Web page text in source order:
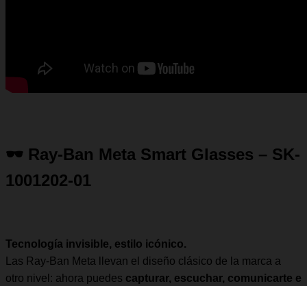
🕶️ Ray-Ban Meta Smart Glasses – SK-
1001202-01
Tecnología invisible, estilo icónico.
Las Ray-Ban Meta llevan el diseño clásico de la marca a
otro nivel: ahora puedes capturar, escuchar, comunicarte e